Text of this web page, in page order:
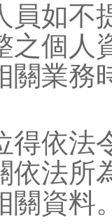
員如不
之個人
關業務
得依法
依法所
關資料